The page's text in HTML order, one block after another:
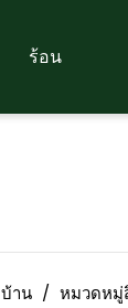
ร้อน
บ้าน / หมวดหมู่